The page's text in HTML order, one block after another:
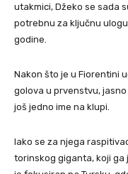
utakmici, Džeko se sada
potrebnu za ključnu
godine.
Nakon što je u Fiorentini
golova u prvenstvu,
još jedno ime na klupi.
Iako se za njega
torinskog giganta, koji ga